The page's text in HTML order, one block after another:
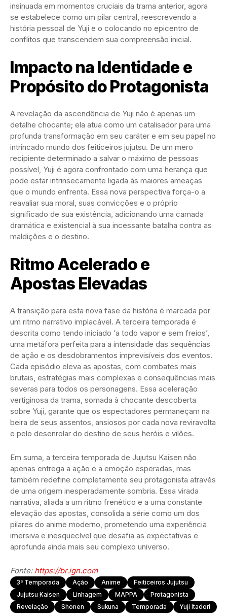
insinuada em momentos cruciais da trama anterior, agora
se estabelece como um pilar central, reescrevendo a
história pessoal de Yuji e o colocando no epicentro de
conflitos que transcendem sua compreensão inicial.
Impacto na Identidade e
Propósito do Protagonista
A revelação da ascendência de Yuji não é apenas um
detalhe chocante; ela atua como um catalisador para uma
profunda transformação em seu caráter e em seu papel no
intrincado mundo dos feiticeiros jujutsu. De um mero
recipiente determinado a salvar o máximo de pessoas
possível, Yuji é agora confrontado com uma herança que
pode estar intrinsecamente ligada às maiores ameaças
que o mundo enfrenta. Essa nova perspectiva força-o a
reavaliar sua moral, suas convicções e o próprio
significado de sua existência, adicionando uma camada
dramática e existencial à sua incessante batalha contra as
maldições e o destino.
Ritmo Acelerado e
Apostas Elevadas
A transição para esta nova fase da história é marcada por
um ritmo narrativo implacável. A terceira temporada é
descrita como tendo iniciado ‘a todo vapor e sem freios’,
uma metáfora perfeita para a intensidade das sequências
de ação e os desdobramentos imprevisíveis dos eventos.
Cada episódio eleva as apostas, com combates mais
brutais, estratégias mais complexas e consequências mais
severas para todos os personagens. Essa aceleração
vertiginosa da trama, somada à chocante descoberta
sobre Yuji, garante que os espectadores permaneçam na
beira de seus assentos, ansiosos por cada nova reviravolta
e pelo desenrolar do destino de seus heróis e vilões.
Em suma, a terceira temporada de Jujutsu Kaisen não
apenas entrega a ação e a emoção esperadas, mas
também redefine completamente seu protagonista através
de uma origem inesperadamente sombria. Essa virada
narrativa, aliada a um ritmo frenético e a uma constante
elevação das apostas, consolida a série como um dos
pilares do anime moderno, prometendo uma experiência
imersiva e inesquecível que desafia as expectativas e
aprofunda ainda mais seu complexo universo.
Fonte: https://br.ign.com
3ª Temporada Ação Anime
Feiticeiros Jujutsu
Jujutsu Kaisen
Linhagem MAPPA
Protagonista
Revelação
Shonen Sukuna Temporada Yuji Itadori